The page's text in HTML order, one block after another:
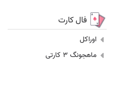
فال کارت
اوراکل
ماهجونگ 3 کارتی